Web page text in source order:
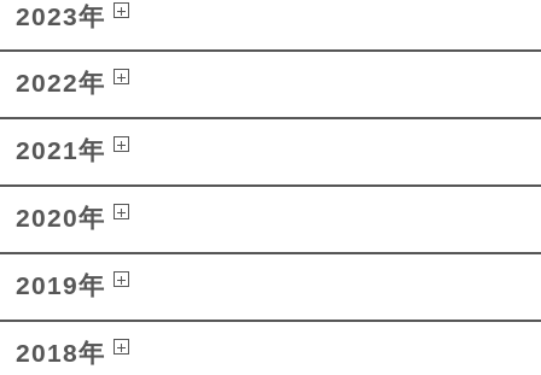
2023年
2022年
2021年
2020年
2019年
2018年